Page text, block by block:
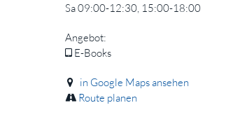
Sa 09:00-12:30, 15:00-18:00
Angebot:
E-Books
in Google Maps ansehen
Route planen